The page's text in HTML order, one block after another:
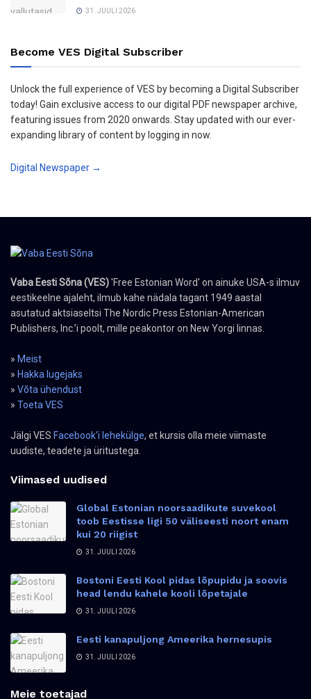
31. JUULI 2026
Become VES Digital Subscriber
Unlock the full experience of VES by becoming a Digital Subscriber
today! Gain exclusive access to our digital PDF newspaper archive,
featuring issues from 2020 onwards. Stay updated with our ever-
expanding library of content by logging in now.
Digital Newspaper →
Vaba Eesti Sõna (VES)'Free Estonian Word' on ainuke USA-s ilmuv
eestikeelne ajaleht, ilmub kahe nädala tagant 1949 aastal
asutatud aktsiaseltsi The Nordic Press Estonian-American
Publishers, Inc.’i poolt, mille peakontor on New Yorgi linnas.
» Meist
» Hakka lugejaks
» Võta ühendust
» Toeta VES
Jälgi VES Facebook'i lehekülge, et kursis olla meie viimaste
uudiste, teadete ja üritustega.
Viimased uudised
Global Estonian noorsaadikute suvekool
toob Eestisse ligi 50 väliseesti noort enam
kui 20 riigist
31. JUULI 2026
Bostoni Eesti Kool pidas lõpupidu ja soovis
head lendu kahele kooli lõpetajale
31. JUULI 2026
Eesti kanapuljong Ameerika hernesupis
31. JUULI 2026
Meie toetajad